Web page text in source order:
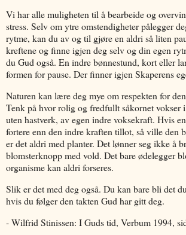
Vi har alle muligheten til å bearbeide og
stress. Selv om ytre omstendigheter pålegger
rytme, kan du av og til gjøre en aldri så liten
kreftene og finne igjen deg selv og din egen
du Gud også. En indre bønnestund, kort eller
formen for pause. Der finner igjen Skaperens
Naturen kan lære deg mye om respekten for
Tenk på hvor rolig og fredfullt såkornet vokser
uten hastverk, av egen indre voksekraft. Hvis
fortere enn den indre kraften tillot, så ville den
er det aldri med planter. Det lønner seg ikke å
blomsterknopp med vold. Det bare ødelegger
organisme kan aldri forseres.
Slik er det med deg også. Du kan bare bli det
hvis du følger den takten Gud har gitt deg.
- Wilfrid Stinissen: I Guds tid, Verbum 1994,